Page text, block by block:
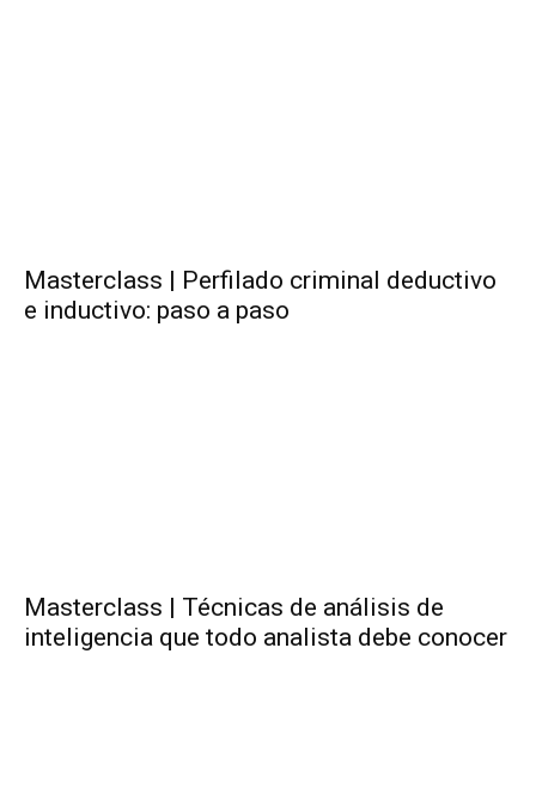
Masterclass | Perfilado criminal deductivo
e inductivo: paso a paso
Masterclass | Técnicas de análisis de
inteligencia que todo analista debe conocer